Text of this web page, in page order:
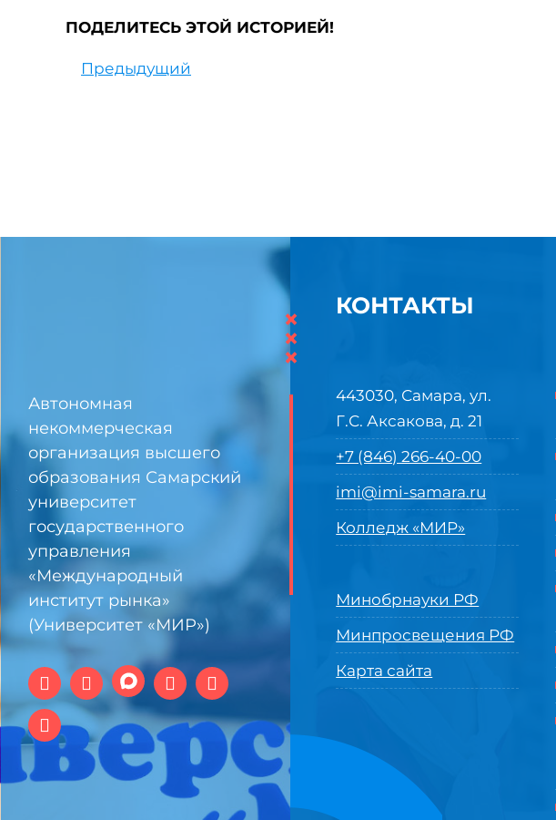
ПОДЕЛИТЕСЬ ЭТОЙ ИСТОРИЕЙ!
Предыдущий
Автономная
некоммерческая
организация высшего
образования Самарский
университет
государственного
управления
«Международный
институт рынка»
(Университет «МИР»)
×
×
×
КОНТАКТЫ
443030, Самара, ул.
Г.С. Аксакова, д. 21
+7 (846) 266-40-00
imi@imi-samara.ru
Колледж «МИР»
Минобрнауки РФ
Минпросвещения РФ
Карта сайта